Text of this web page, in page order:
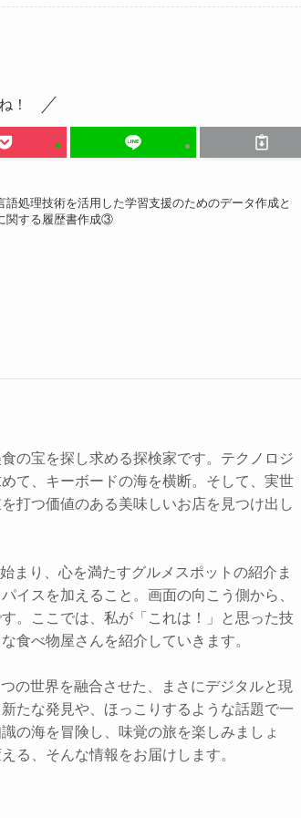
！
語処理技術を活用した学習支援のためのデータ作成と
関する履歴書作成③
の宝を探し求める探検家です。テクノロジ
て、キーボードの海を横断。そして、実世
打つ価値のある美味しいお店を見つけ出し
まり、心を満たすグルメスポットの紹介ま
イスを加えること。画面の向こう側から、
。ここでは、私が「これは！」と思った技
食べ物屋さんを紹介していきます。
の世界を融合させた、まさにデジタルと現
たな発見や、ほっこりするような話題で一
の海を冒険し、味覚の旅を楽しみましょ
る、そんな情報をお届けします。